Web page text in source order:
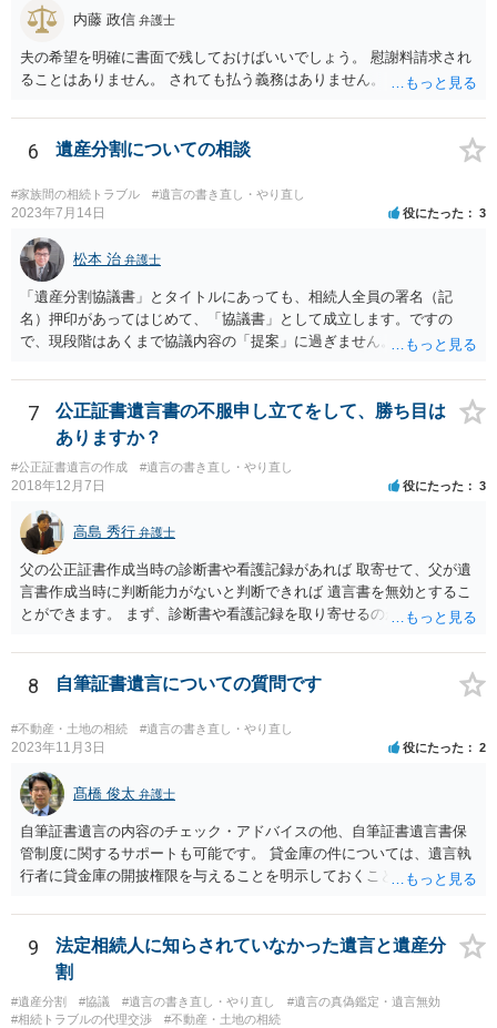
がありえますが、その予防方法は、遺言者と面談してみないと判断が
難しいです。
内藤 政信 弁護士
夫の希望を明確に書面で残しておけばいいでしょう。 慰謝料請求され
ることはありません。 されても払う義務はありません。
6 遺産分割についての相談
#家族間の相続トラブル #遺言の書き直し・やり直し
2023年7月14日 役にたった 3
松本 治 弁護士
「遺産分割協議書」とタイトルにあっても、相続人全員の署名（記
名）押印があってはじめて、「協議書」として成立します。ですの
で、現段階はあくまで協議内容の「提案」に過ぎません。 納得がいか
成立となります。その場合、成立させたい相続人が、家庭裁判所に遺
産分割調停を申し立てなければなりません。 なお、弁護士の送付状
は、通常、相続人全員分の（本件であれば４通の）「遺産分割協議
書」を作成するところ、１通だけの作成にとどめる理由が書かれてい
るものです。
7
公正証書遺言書の不服申し立てをして、勝ち目は
ありますか？
#公正証書遺言の作成 #遺言の書き直し・やり直し
2018年12月7日 役にたった 3
高島 秀行 弁護士
父の公正証書作成当時の診断書や看護記録があれば 取寄せて、父が遺
言書作成当時に判断能力がないと判断できれば 遺言書を無効とするこ
とができます。 まず、診断書や看護記録を取り寄せるのが重要となり
いと思います。
8 自筆証書遺言についての質問です
#不動産・土地の相続 #遺言の書き直し・やり直し
2023年11月3日 役にたった 2
髙橋 俊太 弁護士
自筆証書遺言の内容のチェック・アドバイスの他、自筆証書遺言書保
管制度に関するサポートも可能です。 貸金庫の件については、遺言執
行者に貸金庫の開披権限を与えることを明示しておくことでクリアで
9
法定相続人に知らされていなかった遺言と遺産分
割
#遺産分割 #協議 #遺言の書き直し・やり直し
#遺言の真偽鑑定・遺言無効
#相続トラブルの代理交渉
#不動産・土地の相続